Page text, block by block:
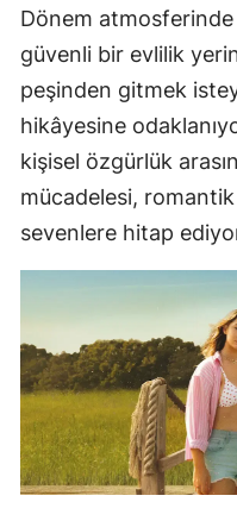
Dönem
güvenli bir evlilik
peşinden gitmek
hikâyesine
kişisel özgürlük
mücadelesi, romantik
sevenlere hitap